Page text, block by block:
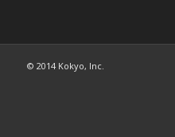
© 2014 Kokyo, Inc.